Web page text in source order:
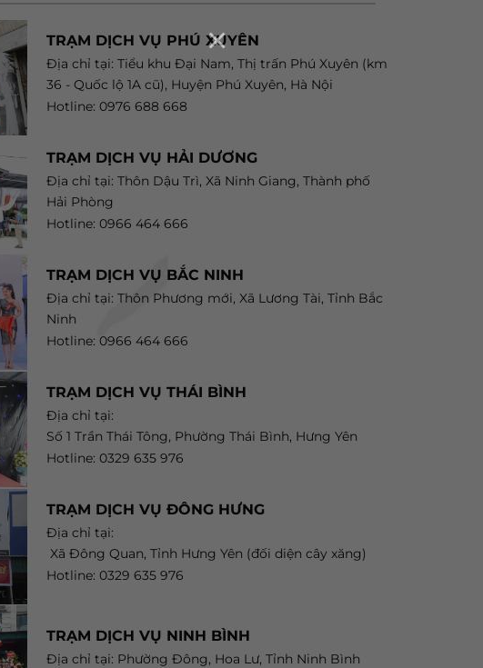
×
TRẠM DỊCH VỤ PHÚ XUYÊN
Địa chỉ tại: Tiểu khu Đại Nam, Thị trấn Phú Xuyên (km
36 - Quốc lộ 1A cũ), Huyện Phú Xuyên, Hà Nội
Hotline: 0976 688 668
TRẠM DỊCH VỤ HẢI DƯƠNG
Địa chỉ tại: Thôn Dậu Trì, Xã Ninh Giang, Thành phố
Hải Phòng
Hotline: 0966 464 666
TRẠM DỊCH VỤ BẮC NINH
Địa chỉ tại: Thôn Phương mới, Xã Lương Tài, Tỉnh Bắc
Ninh
Hotline: 0966 464 666
TRẠM DỊCH VỤ THÁI BÌNH
Địa chỉ tại:
Số 1 Trần Thái Tông, Phường Thái Bình, Hưng Yên
Hotline: 0329 635 976
TRẠM DỊCH VỤ ĐÔNG HƯNG
Địa chỉ tại:
Xã Đông Quan, Tỉnh Hưng Yên (đối diện cây xăng)
Hotline: 0329 635 976
TRẠM DỊCH VỤ NINH BÌNH
Địa chỉ tại: Phường Đông, Hoa Lư, Tỉnh Ninh Bình